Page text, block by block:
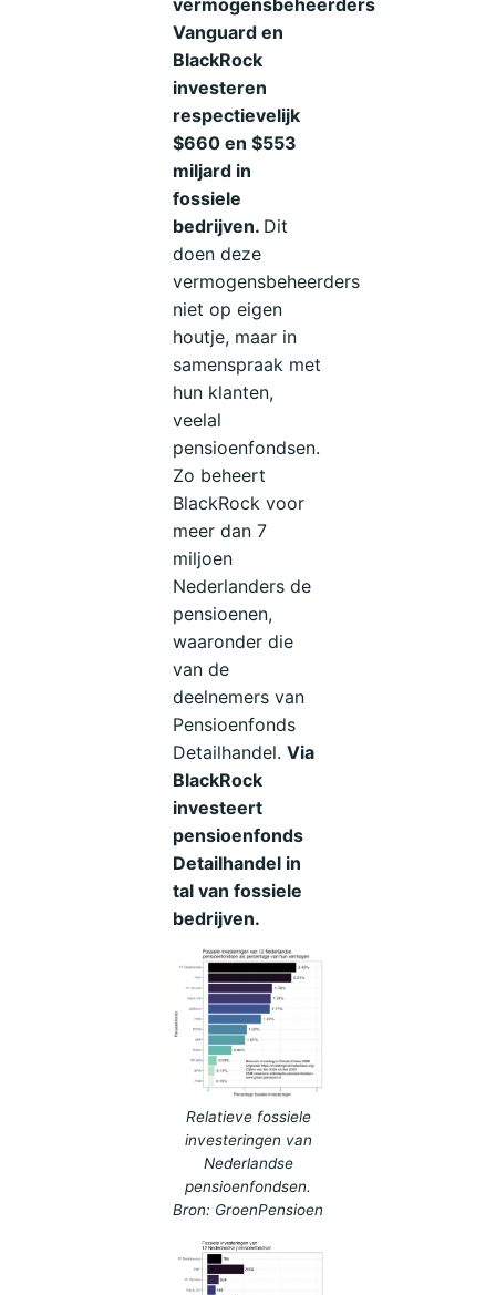
Vanguard en
BlackRock
investeren
respectievelijk
$660 en $553
miljard in
fossiele
bedrijven. Dit
doen deze
vermogensbeheerders
niet op eigen
houtje, maar in
samenspraak met
hun klanten,
veelal
pensioenfondsen.
Zo beheert
BlackRock voor
meer dan 7
miljoen
Nederlanders de
pensioenen,
waaronder die
van de
deelnemers van
Pensioenfonds
Detailhandel. Via
BlackRock
investeert
pensioenfonds
Detailhandel in
tal van fossiele
bedrijven.
Relatieve fossiele
investeringen van
Nederlandse
pensioenfondsen.
Bron: GroenPensioen